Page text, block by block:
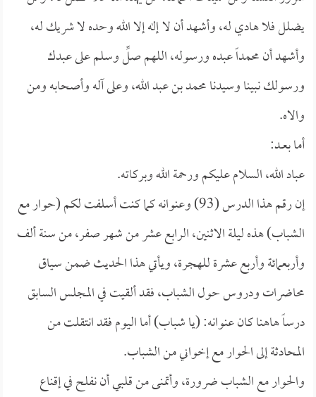
يضلل فلا هادي له، وأشهد أن لا إله إلا الله وحده لا شريك له،
وأشهد أن محمداً عبده ورسوله، اللهم صلِّ وسلم على عبدك
ورسولك نبينا وسيدنا محمد بن عبد الله، وعلى آله وأصحابه ومن
والاه.
أما بعــد:
عباد الله، السلام عليكم ورحمة الله وبركاته.
إن رقم هذا الدرس (93) وعنوانه كما كنت أسلفت لكم (حوار مع
الشباب) هذه ليلة الاثنين، الرابع عشر من شهر صفر، من سنة ألف
وأربعمائة وأربع عشرة للهجرة، ويأتي هذا الحديث ضمن سياق
محاضرات ودروس حول الشباب، فقد ألقيت في المجلس السابق
درساً هاهنا كان عنوانه: (يا شباب) أما اليوم فقد انتقلت من
المحادثة إلى الحوار مع إخواني من الشباب.
والحوار مع الشباب ضرورة، وأتمنى من قلبي أن نفلح في إقناع